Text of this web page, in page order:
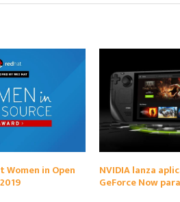
Women in Open NVIDIA lanza
GeForce Now